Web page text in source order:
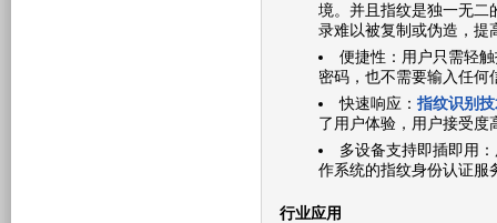
境。并且指纹是独一无二
录难以被复制或伪造，提
便捷性：用户只需轻
密码，也不需要输入任何
快速响应： 指纹识别
了用户体验，用户接受度
多设备支持即插即用
作系统的指纹身份认证服
行业应用